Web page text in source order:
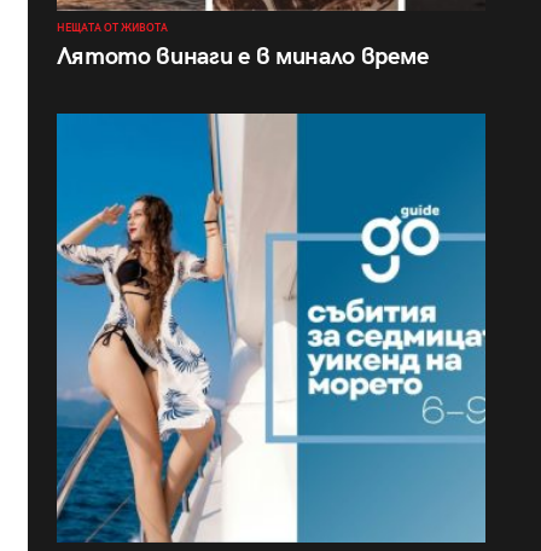
НЕЩАТА ОТ ЖИВОТА
Лятото винаги е в минало време